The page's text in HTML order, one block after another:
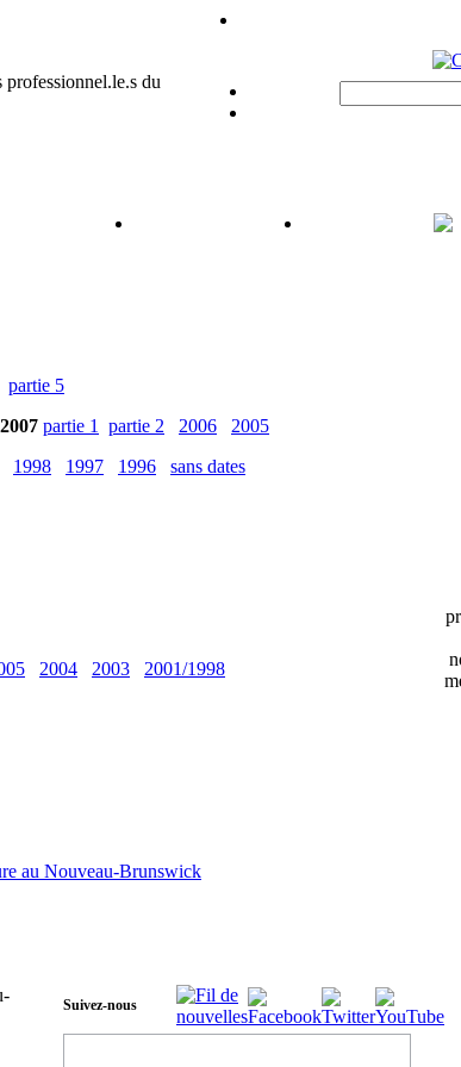
partie 5
2007 partie 1 partie 2 2006
2005
1998 1997 1996 sans dates
2004 2003 2001/1998
au Nouveau-Brunswick
Suivez-nous